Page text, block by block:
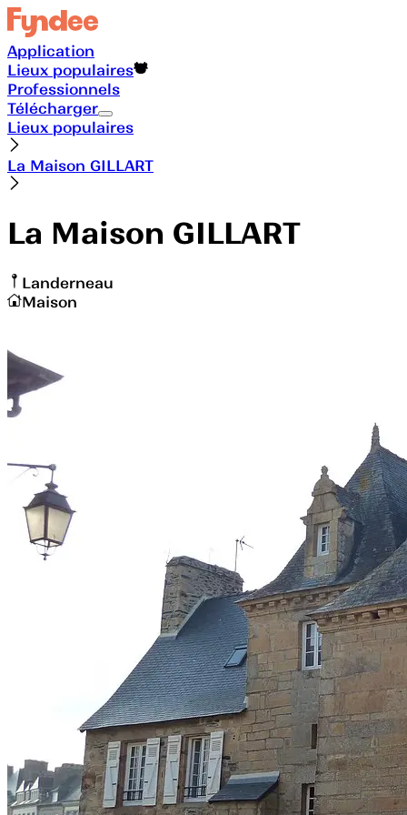
Application
Lieux populaires
Professionnels
Télécharger
Lieux populaires
La Maison GILLART
La Maison GILLART
Landerneau
Maison